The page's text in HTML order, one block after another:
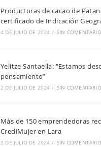
Productoras de cacao de
certificado de Indicación
4 DE JULIO DE 2024 / SIN
Yelitze Santaella: “Estamos
pensamiento”
2 DE JULIO DE 2024 / SIN
Más de 150 emprendedoras
CrediMujer en Lara
2 DE JULIO DE 2024 / SIN